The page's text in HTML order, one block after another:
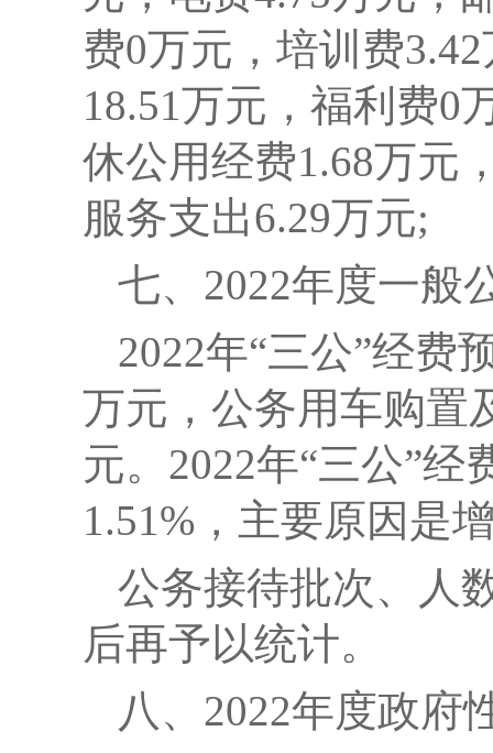
费0万元，培训费
18.51万元，福利费0
休公用经费1.68万元
服务支出6.29万元;
七、2022年度一般
2022年“三公”经费
万元，公务用车购置
元。2022年“三公”经
1.51%，主要原因是
公务接待批次、人
后再予以统计。
八、2022年度政府